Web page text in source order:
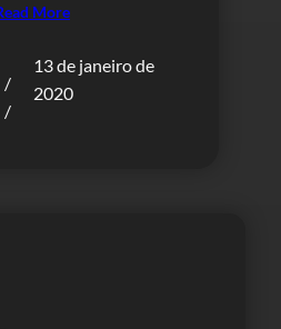
More
/
/
13 de janeiro de
2020